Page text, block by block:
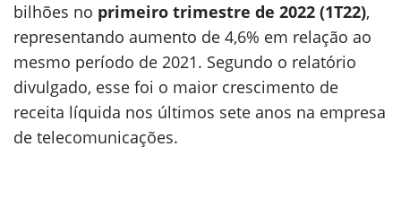
bilhões no primeiro trimestre de 2022 (1T22),
representando aumento de 4,6% em relação ao
mesmo período de 2021. Segundo o relatório
divulgado, esse foi o maior crescimento de
receita líquida nos últimos sete anos na empresa
de telecomunicações.